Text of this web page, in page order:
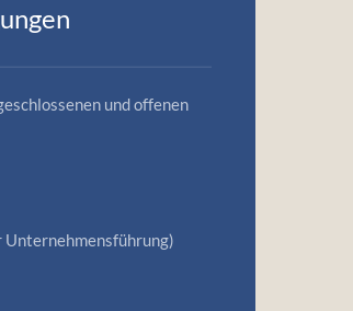
und offenen